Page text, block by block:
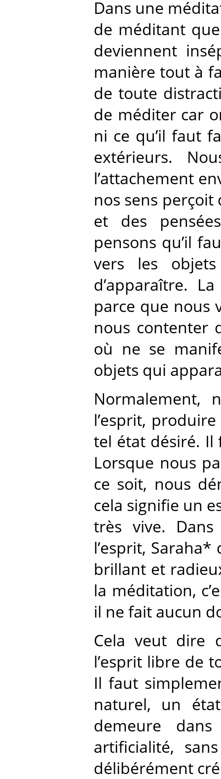
Dans une
de méditant
deviennent
manière tout à
de toute
de méditer car
ni ce qu’il faut
extérieurs.
l’attachement
nos sens perçoit
et des
pensons qu’il
vers les
d’apparaître.
parce que nous
nous contenter
où ne se
objets qui
Normalement,
l’esprit,
tel état désiré. Il
Lorsque nous
ce soit, nous
cela signifie un
très vive.
l’esprit,
brillant et
la méditation,
il ne fait aucun
Cela veut dire
l’esprit libre de
Il faut
naturel, un
demeure
artificialité,
délibérément